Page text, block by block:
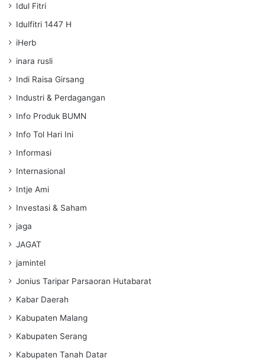
Idul Fitri
Idulfitri 1447 H
iHerb
inara rusli
Indi Raisa Girsang
Industri & Perdagangan
Info Produk BUMN
Info Tol Hari Ini
Informasi
Internasional
Intje Ami
Investasi & Saham
jaga
JAGAT
jamintel
Jonius Taripar Parsaoran Hutabarat
Kabar Daerah
Kabupaten Malang
Kabupaten Serang
Kabupaten Tanah Datar